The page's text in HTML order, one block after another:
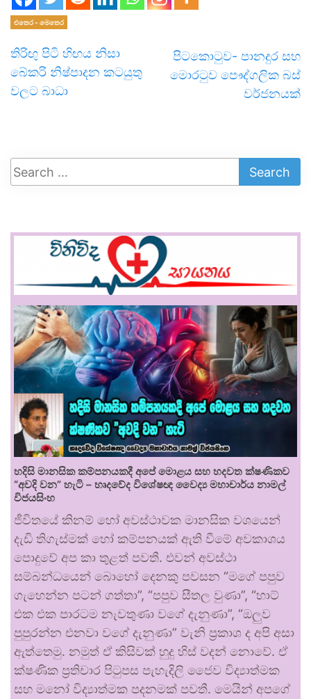
එතෙර - මෙතෙර
තිරිඟු පිටි හිඟය නිසා
බේකරි නිෂ්පාදන කටයුතු
වලට බාධා
පිටකොටුව- පානදුර සහ
මොරටුව පෞද්ගලික බස්
වර්ජනයක්
හදිසි මානසික කම්පනයකදී අපේ මොළය සහ හදවත ක්ෂණිකව
“අවදි වන” හැටි – හෘදවේද විශේෂඥ වෛද්‍ය මහාචාර්ය නාමල්
විජයසිංහ
ජීවිතයේ කිනම් හෝ අවස්ථාවක මානසික වශයෙන්
දැඩි තිගැස්මක් හෝ කම්පනයක් ඇති වීමේ අවකාශය
පොදුවේ අප කා තුළත් පවතී. එවන් අවස්ථා
සම්බන්ධයෙන් බොහෝ දෙනකු පවසන “මගේ පපුව
ගැහෙන්න පටන් ගත්තා”, “පපුව සීතල වුණා”, “හාට්
එක එක පාරටම නැවතුණා වගේ දැනුණා”, “ඔලුව
පුපුරන්න එනවා වගේ දැනුණා” වැනි ප්‍රකාශ ද අපි අසා
ඇත්තෙමු. නමුත් ඒ කිසිවක් හුදු හිස් වදන් නොවේ. ඒ
ක්ෂණික ප්‍රතිචාර පිටුපස පැහැදිලි ජෛව විද්‍යාත්මක
සහ මනෝ විද්‍යාත්මක පදනමක් පවතී. මෙයින් අපගේ